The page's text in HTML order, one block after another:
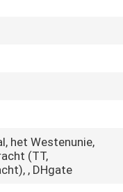
het Westenunie,
(TT,
, DHgate